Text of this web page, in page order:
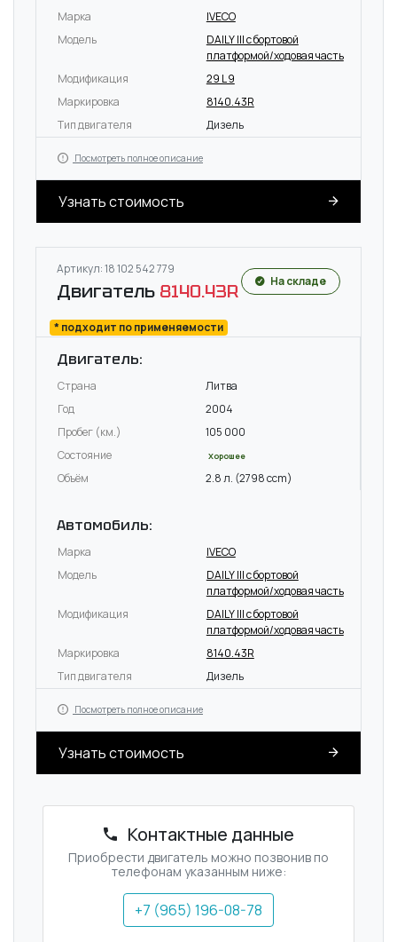
Марка
IVECO
Модель
DAILY III c бортовой
платформой/ходовая часть
Модификация
29 L 9
Маркировка
8140.43R
Тип двигателя
Дизель
Посмотреть полное описание
Узнать стоимость
Артикул: 18 102 542 779
Двигатель 8140.43R
* подходит по применяемости
На складе
Двигатель:
Страна
Литва
Год
2004
Пробег (км.)
105 000
Состояние
Хорошее
Объём 2.8 л. (2798 ccm)
Автомобиль:
Марка
IVECO
Модель
DAILY III c бортовой
платформой/ходовая часть
Модификация
DAILY III c бортовой
платформой/ходовая часть
Маркировка
8140.43R
Тип двигателя
Дизель
Посмотреть полное описание
Узнать стоимость
Контактные данные
Приобрести двигатель можно позвонив по
телефонам указанным ниже:
+7 (965) 196-08-78